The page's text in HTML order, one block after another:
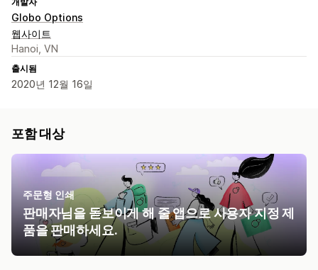
Globo Options
웹사이트
Hanoi, VN
출시됨
2020년 12월 16일
포함 대상
주문형 인쇄
판매자님을 돋보이게 해 줄 앱으로 사용자 지정 제
품을 판매하세요.